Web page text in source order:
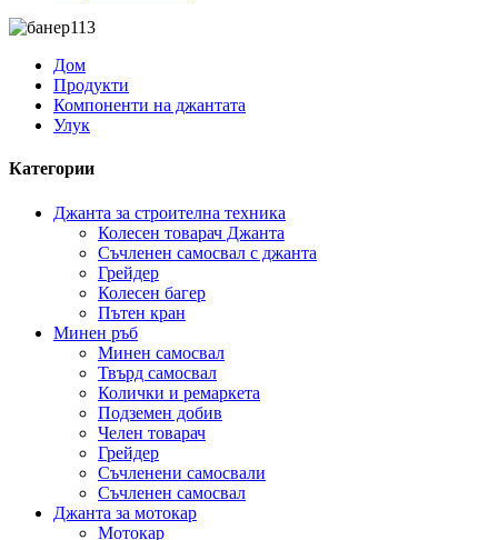
Дом
Продукти
Компоненти на джантата
Улук
Категории
Джанта за строителна техника
Колесен товарач Джанта
Съчленен самосвал с джанта
Грейдер
Колесен багер
Пътен кран
Минен ръб
Минен самосвал
Твърд самосвал
Колички и ремаркета
Подземен добив
Челен товарач
Грейдер
Съчленени самосвали
Съчленен самосвал
Джанта за мотокар
Мотокар